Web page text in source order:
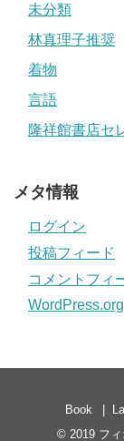
未分類
林真理子推奨
着物
言語
隆祥館書店セ
メタ情報
ログイン
投稿フィード
コメントフィ
WordPress.org
Book
© 2019 フ